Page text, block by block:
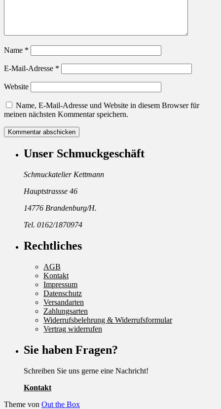
Name *
E-Mail-Adresse *
Website
Name, E-Mail-Adresse und Website in diesem Browser für
meinen nächsten Kommentar speichern.
Unser Schmuckgeschäft
Schmuckatelier Kettmann
Hauptstrassse 46
14776 Brandenburg/H.
Tel. 0162/1870974
Rechtliches
AGB
Kontakt
Impressum
Datenschutz
Versandarten
Zahlungsarten
Widerrufsbelehrung & Widerrufsformular
Vertrag widerrufen
Sie haben Fragen?
Schreiben Sie uns gerne eine Nachricht!
Kontakt
Theme von Out the Box